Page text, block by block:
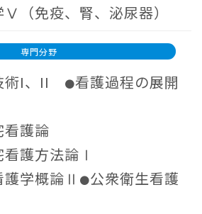
（免疫、腎、泌尿器）
専門分野
術I、II ●看護過程の展開
看護論
護方法論Ⅰ
護学概論Ⅱ ●公衆衛生看護